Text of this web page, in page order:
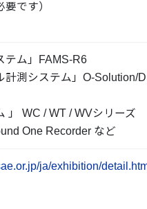
です）
テム」FAMS-R6
計測システム」O-Solution/
」 WC / WT / WVシリーズ
One Recorder など
ja/exhibition/